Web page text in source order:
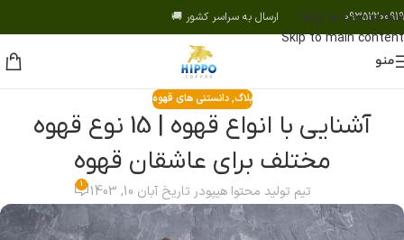
Skip to navigation
Skip to main content
09352200919 ارسال به سراسر کشور 🚚
منو
بلاگ,دانستنی های قهوه
آشنایی با انواع قهوه | 15 نوع قهوه
مختلف برای عاشقان قهوه
تیم تولید محتوا هیپودر تاریخ آبان 10, 1403 1